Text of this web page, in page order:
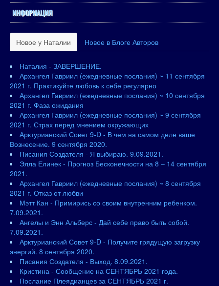
ИНФОРМАЦИЯ
Новое у Наталии Новое в Блоге Авторов
Наталия - ЗАВЕРШЕНИЕ.
Архангел Гавриил (ежедневные послания) ~ 11 сентября
2021 г. Практикуйте любовь к себе регулярно
Архангел Гавриил (ежедневные послания) ~ 10 сентября
2021 г. Фаза ожидания
Архангел Гавриил (ежедневные послания) ~ 9 сентября
2021 г. Страх перед мнением окружающих
Арктурианский Совет 9-D - В чем на самом деле ваше
Вознесение. 9 сентября 2020.
Писания Создателя - Я выбираю. 9.09.2021.
Элла Елинек - Прогноз Бесконечности на 8 – 14 сентября
2021.
Архангел Гавриил (ежедневные послания) ~ 8 сентября
2021 г. Отказ от любви
Мэтт Кан - Примирись со своим внутренним ребенком.
7.09.2021.
Ангелы и Энн Альберс - Дай себе право быть собой.
7.09.2021.
Арктурианский Совет 9-D - Получите грядущую загрузку
энергий. 8 сентября 2020.
Писания Создателя - Выход. 8.09.2021.
Кристина - Сообщение на СЕНТЯБРЬ 2021 года.
Послание Плеядианцев за СЕНТЯБРЬ 2021 г.